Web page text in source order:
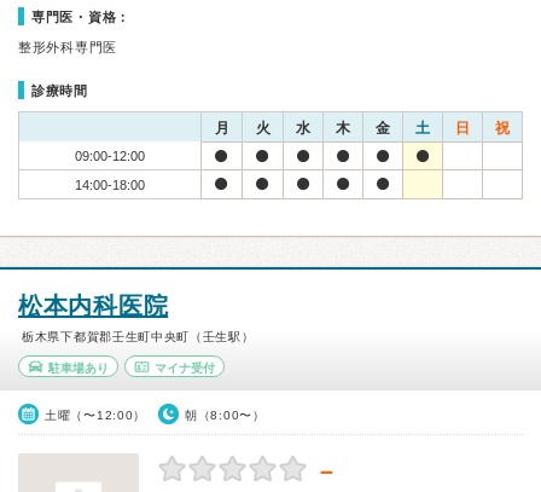
専門医・資格：
整形外科専門医
診療時間
月 火 水 木 金 土 日 祝
09:00-12:00
14:00-18:00
松本内科医院
栃木県下都賀郡壬生町中央町（壬生駅）
駐車場あり マイナ受付
土曜（〜12:00） 朝（8:00〜）
－